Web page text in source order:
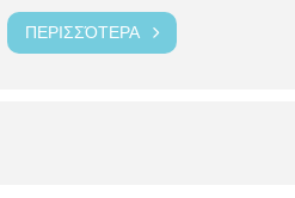
ΠΕΡΙΣΣΌΤΕΡΑ